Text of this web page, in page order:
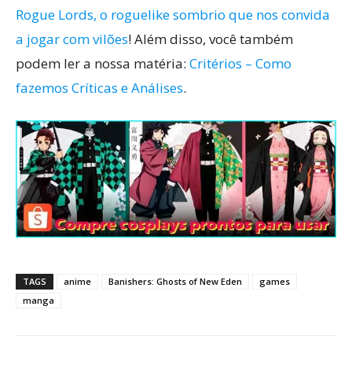
Rogue Lords, o roguelike sombrio que nos convida
a jogar com vilões! Além disso, você também
podem ler a nossa matéria: Critérios – Como
fazemos Críticas e Análises.
TAGS anime Banishers: Ghosts of New Eden
games
manga